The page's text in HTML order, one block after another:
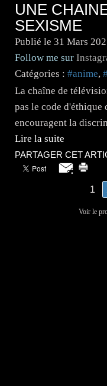
UNE
SEXISME
Publié le 31 Mars
Follow me sur
Catégories : #anime,
La chaîne de
pas le code
encouragent la
Lire la suite
PARTAGER CET
1
Voir le